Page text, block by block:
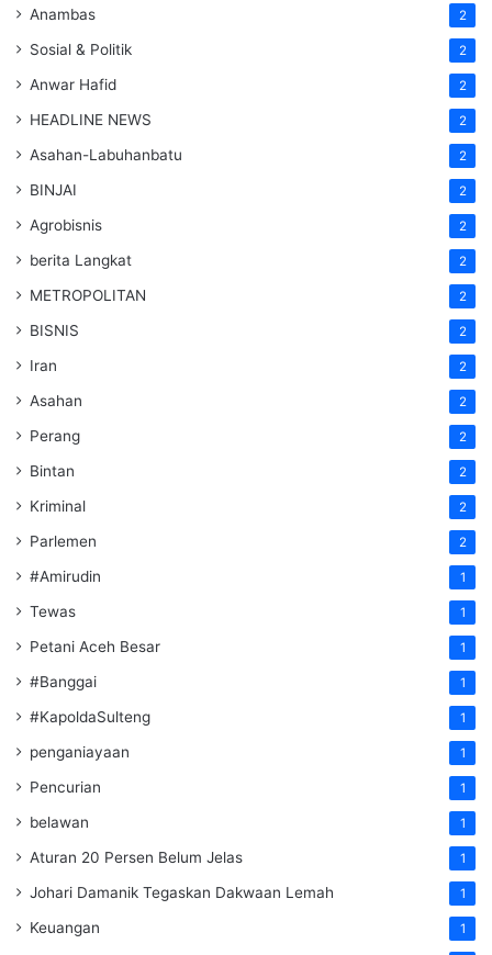
Anambas 2
Sosial & Politik 2
Anwar Hafid 2
HEADLINE NEWS 2
Asahan-Labuhanbatu 2
BINJAI 2
Agrobisnis 2
berita Langkat 2
METROPOLITAN 2
BISNIS 2
Iran 2
Asahan 2
Perang 2
Bintan 2
Kriminal 2
Parlemen 2
#Amirudin 1
Tewas 1
Petani Aceh Besar 1
#Banggai 1
#KapoldaSulteng 1
penganiayaan 1
Pencurian 1
belawan 1
Aturan 20 Persen Belum Jelas 1
Johari Damanik Tegaskan Dakwaan Lemah 1
Keuangan 1